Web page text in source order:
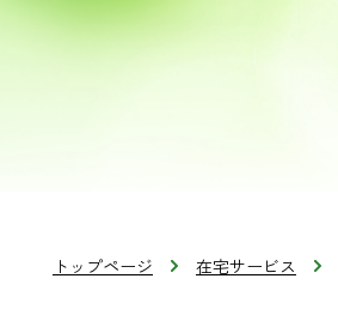
トップページ 在宅サービス